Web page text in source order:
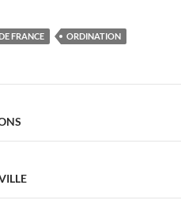
FRANCE ORDINATION